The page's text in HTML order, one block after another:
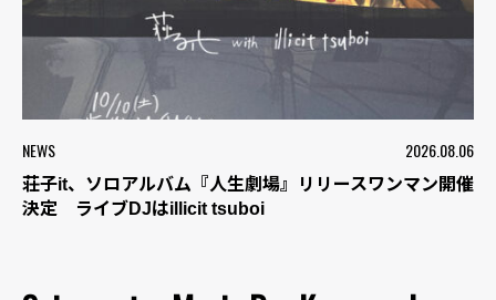
NEWS 2026.08.06
荘子it、ソロアルバム『人生劇場』リリースワンマン開催
決定 ライブDJはillicit tsuboi